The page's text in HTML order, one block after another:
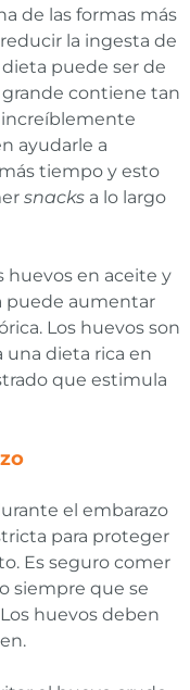
de las formas más
la ingesta de
dieta puede ser de
contiene tan
increíblemente
ayudarle a
tiempo y esto
snacksa lo largo
huevos en aceite y
puede aumentar
Los huevos son
dieta rica en
que estimula
el embarazo
para proteger
Es seguro comer
siempre que se
huevos deben